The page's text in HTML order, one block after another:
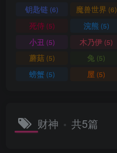
钥匙链 (6) 魔兽世界 (6)
死侍(5) 浣熊 (5)
小丑 (5) 木乃伊 (5)
蘑菇(5) 兔 (5)
螃蟹(5) 屋 (5)
财神 共5篇